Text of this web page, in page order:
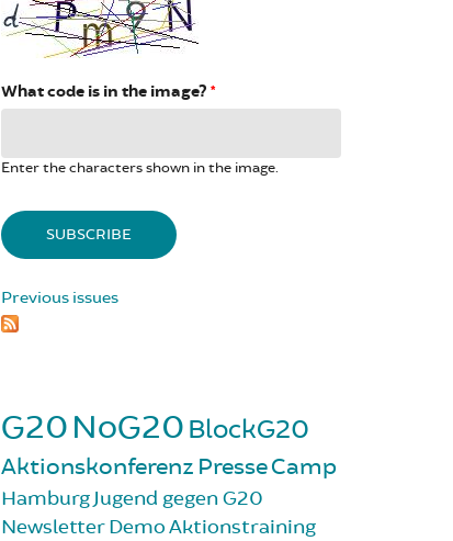
What code is in the image? *
Enter the characters shown in the image.
Previous issues
G20NoG20 BlockG20
Aktionskonferenz PresseCamp
HamburgJugend gegen G20
NewsletterDemoAktionstraining